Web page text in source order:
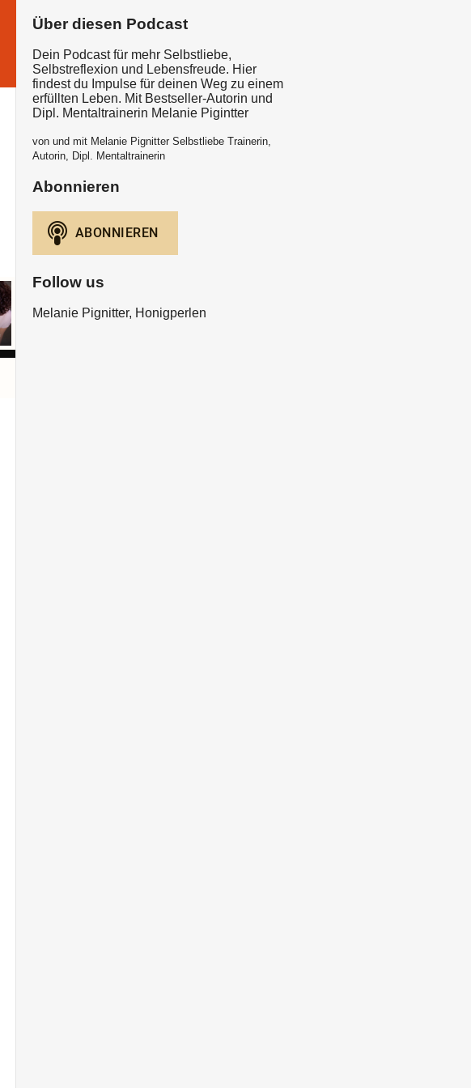
Über diesen Podcast
Dein Podcast für mehr Selbstliebe,
Selbstreflexion und Lebensfreude. Hier
findest du Impulse für deinen Weg zu einem
erfüllten Leben. Mit Bestseller-Autorin und
Dipl. Mentaltrainerin Melanie Pigintter
von und mit Melanie Pignitter Selbstliebe Trainerin,
Autorin, Dipl. Mentaltrainerin
Abonnieren
Follow us
Melanie Pignitter, Honigperlen